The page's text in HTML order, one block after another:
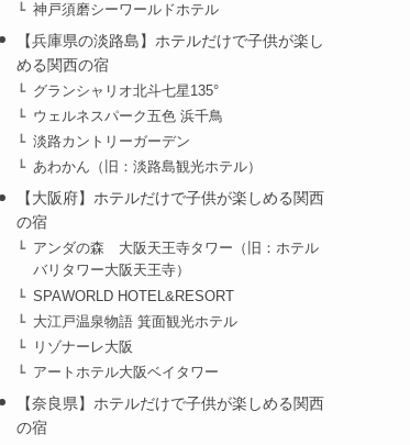
神戸須磨シーワールドホテル
【兵庫県の淡路島】ホテルだけで子供が楽し
める関西の宿
グランシャリオ北斗七星135°
ウェルネスパーク五色 浜千鳥
淡路カントリーガーデン
あわかん（旧：淡路島観光ホテル）
【大阪府】ホテルだけで子供が楽しめる関西
の宿
アンダの森 大阪天王寺タワー（旧：ホテル
バリタワー大阪天王寺）
SPAWORLD HOTEL&RESORT
大江戸温泉物語 箕面観光ホテル
リゾナーレ大阪
アートホテル大阪ベイタワー
【奈良県】ホテルだけで子供が楽しめる関西
の宿